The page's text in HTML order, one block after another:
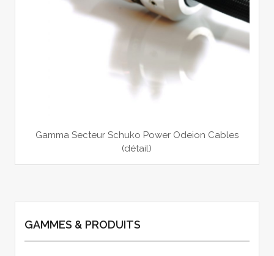
Gamma Secteur Schuko Power Odeion Cables
(détail)
GAMMES & PRODUITS